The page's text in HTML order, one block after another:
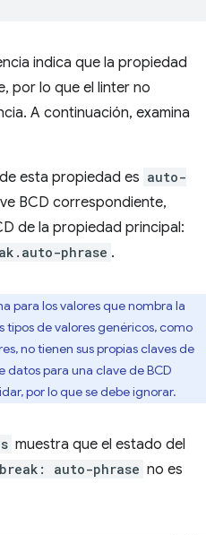
indica que la propiedad
por lo que el linter no
A continuación, examina
esta propiedad es auto-
BCD correspondiente,
de la propiedad principal:
phrase .
para los valores que nombra la
de valores genéricos, como
no tienen sus propias claves de
datos para una clave de BCD
por lo que se debe ignorar.
muestra que el estado del
auto-phrase no es